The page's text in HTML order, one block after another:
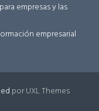
empresas y las
empresarial
por UXL Themes